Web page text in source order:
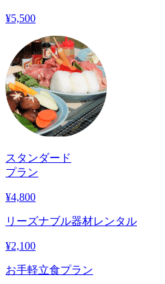
¥5,500
スタンダード
プラン
¥4,800
リーズナブル器材レンタル
¥2,100
お手軽立食プラン